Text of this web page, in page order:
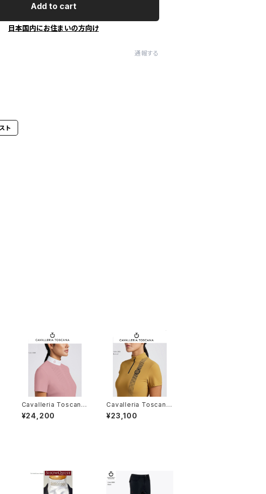
Add to cart
日本国内にお住まいの方向け
通報する
ト
Cavalleria Toscana
レディースSSシャツ CA
D267 JE233.
¥24,200
Cavalleria Toscana
レディース SSシャツ C
AD269 JE022.
¥23,100